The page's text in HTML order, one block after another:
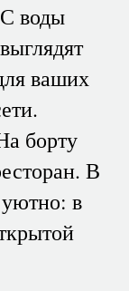
С воды
ваших
борту
В
в